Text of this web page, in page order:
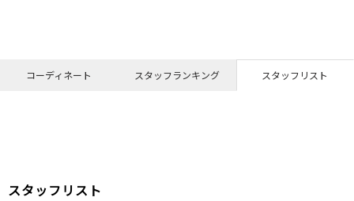
コーディネート スタッフランキング スタッフリスト
スタッフリスト